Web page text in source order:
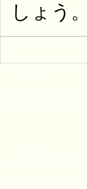
しょう